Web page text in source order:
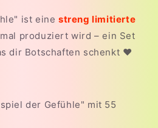
ist eine streng limitierte
produziert wird – ein Set
dir Botschaften schenkt ❤️
der Gefühle" mit 55